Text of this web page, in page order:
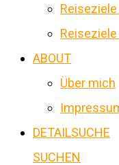
ABOUT
Über mich
DETAILSUCHE
SUCHEN